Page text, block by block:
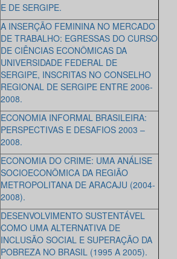
E DE SERGIPE.
A INSERÇÃO FEMININA NO MERCADO
DE TRABALHO: EGRESSAS DO CURSO
DE CIÊNCIAS ECONÔMICAS DA
UNIVERSIDADE FEDERAL DE
SERGIPE, INSCRITAS NO CONSELHO
REGIONAL DE SERGIPE ENTRE 2006-
2008.
ECONOMIA INFORMAL BRASILEIRA:
PERSPECTIVAS E DESAFIOS 2003 –
2008.
ECONOMIA DO CRIME: UMA ANÁLISE
SOCIOECONÔMICA DA REGIÃO
METROPOLITANA DE ARACAJU (2004-
2008).
DESENVOLVIMENTO SUSTENTÁVEL
COMO UMA ALTERNATIVA DE
INCLUSÃO SOCIAL E SUPERAÇÃO DA
POBREZA NO BRASIL (1995 A 2005).